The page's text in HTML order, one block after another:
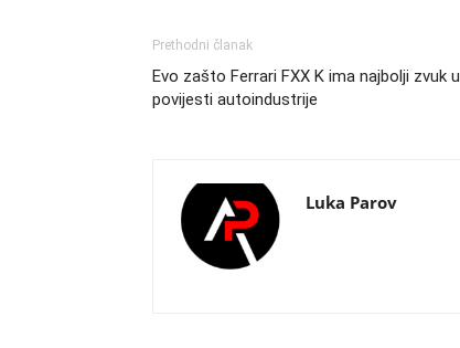
Prethodni članak
Evo zašto Ferrari FXX K ima najbolji zvuk u
povijesti autoindustrije
Luka Parov